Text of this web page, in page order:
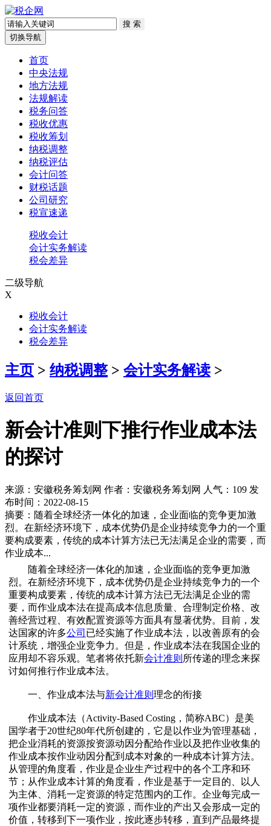
切换导航
首页
中央法规
地方法规
法规解读
税务问答
税收优惠
税收筹划
纳税调整
纳税评估
会计问答
财税话题
公司研究
税宣速递
税收会计
会计实务解读
税会差异
二级导航
X
税收会计
会计实务解读
税会差异
主页 > 纳税调整> 会计实务解读 >
返回首页
新会计准则下推行作业成本法
的探讨
来源：安徽税务筹划网 作者：安徽税务筹划网 人气： 109 发
布时间：2022-08-15
摘要：随着全球经济一体化的加速，企业面临的竞争更加激
烈。在新经济环境下，成本优势仍是企业持续竞争力的一个重
要构成要素，传统的成本计算方法已无法满足企业的需要，而
作业成本...
随着全球经济一体化的加速，企业面临的竞争更加激
烈。在新经济环境下，成本优势仍是企业持续竞争力的一个
重要构成要素，传统的成本计算方法已无法满足企业的需
要，而作业成本法在提高成本信息质量、合理制定价格、改
善经营过程、有效配置资源等方面具有显著优势。目前，发
达国家的许多公司 已经实施了作业成本法，以改善原有的会
计系统，增强企业竞争力。但是，作业成本法在我国企业的
应用却不容乐观。笔者将依托新会计准则 所传递的理念来探
讨如何推行作业成本法。
一、作业成本法与新会计准则 理念的衔接
作业成本法（Activity-Based Costing，简称ABC）是美
国学者于20世纪80年代所创建的，它是以作业为管理基础，
把企业消耗的资源按资源动因分配给作业以及把作业收集的
作业成本按作业动因分配到成本对象的一种成本计算方法。
从管理的角度看，作业是企业生产过程中的各个工序和环
节；从作业成本计算的角度看，作业是基于一定目的、以人
为主体、消耗一定资源的特定范围内的工作。企业每完成一
项作业都要消耗一定的资源，而作业的产出又会形成一定的
价值，转移到下一项作业，按此逐步转移，直到产品最终提